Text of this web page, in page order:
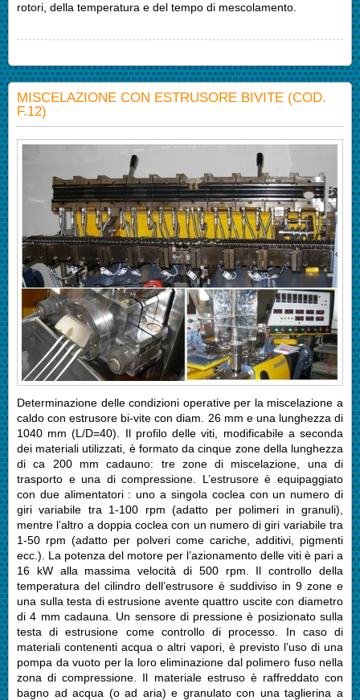
rotori, della temperatura e del tempo di mescolamento.
MISCELAZIONE CON ESTRUSORE BIVITE (COD.
F.12)
Determinazione delle condizioni operative per la miscelazione a
caldo con estrusore bi-vite con diam. 26 mm e una lunghezza di
1040 mm (L/D=40). Il profilo delle viti, modificabile a seconda
dei materiali utilizzati, è formato da cinque zone della lunghezza
di ca 200 mm cadauno: tre zone di miscelazione, una di
trasporto e una di compressione. L’estrusore è equipaggiato
con due alimentatori : uno a singola coclea con un numero di
giri variabile tra 1-100 rpm (adatto per polimeri in granuli),
mentre l’altro a doppia coclea con un numero di giri variabile tra
1-50 rpm (adatto per polveri come cariche, additivi, pigmenti
ecc.). La potenza del motore per l’azionamento delle viti è pari a
16 kW alla massima velocità di 500 rpm. Il controllo della
temperatura del cilindro dell’estrusore è suddiviso in 9 zone e
una sulla testa di estrusione avente quattro uscite con diametro
di 4 mm cadauna. Un sensore di pressione è posizionato sulla
testa di estrusione come controllo di processo. In caso di
materiali contenenti acqua o altri vapori, è previsto l’uso di una
pompa da vuoto per la loro eliminazione dal polimero fuso nella
zona di compressione. Il materiale estruso è raffreddato con
bagno ad acqua (o ad aria) e granulato con una taglierina a